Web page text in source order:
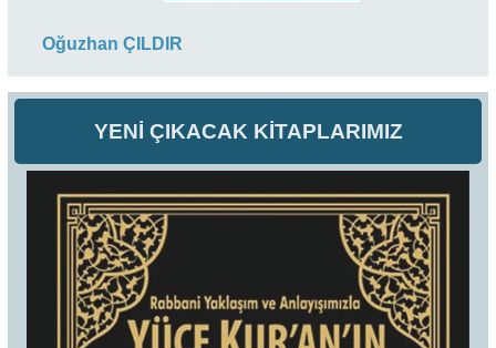
YENİ ÇIKACAK KİTAPLARIMIZ
Oğuzhan ÇILDIR